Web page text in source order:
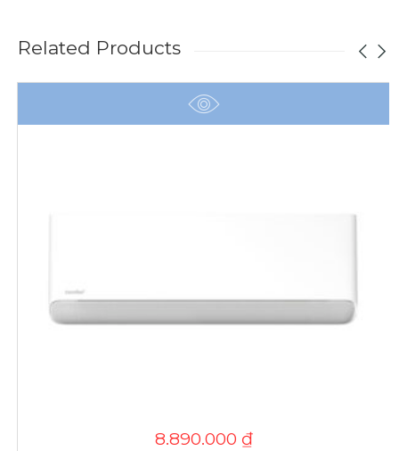
Related Products
8.890.000 ₫